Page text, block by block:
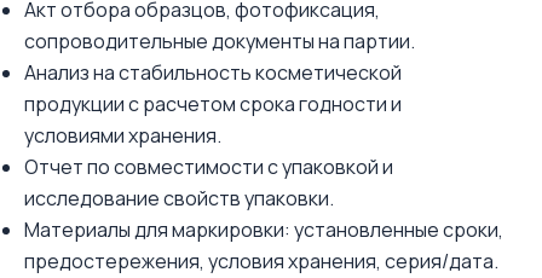
Акт отбора образцов, фотофиксация,
сопроводительные документы на партии.
Анализ на стабильность косметической
продукции с расчетом срока годности и
условиями хранения.
Отчет по совместимости с упаковкой и
исследование свойств упаковки.
Материалы для маркировки: установленные сроки,
предостережения, условия хранения, серия/дата.